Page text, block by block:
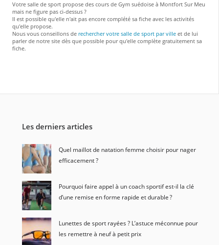
Votre salle de sport propose des cours de Gym suédoise à Montfort Sur Meu
mais ne figure pas ci-dessus ?
Il est possible qu'elle n'ait pas encore complété sa fiche avec les activités
qu'elle propose.
Nous vous conseillons de rechercher votre salle de sport par ville et de lui
parler de notre site dès que possible pour qu'elle complète gratuitement sa
fiche.
Les derniers articles
Quel maillot de natation femme choisir pour nager
efficacement ?
Pourquoi faire appel à un coach sportif est-il la clé
d’une remise en forme rapide et durable ?
Lunettes de sport rayées ? L’astuce méconnue pour
les remettre à neuf à petit prix